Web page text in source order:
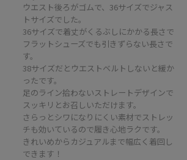
もはじめました！
らチェックしてみてください☺︎✈︎
ウエスト後ろがゴムで、36サイズでジャス
トサイズでした。
36サイズで着丈がくるぶしにかかる長さで
フラットシューズでも引きずらない長さで
す。
38サイズだとウエストベルトしないと緩か
ったです。
足のライン拾わないストレートデザインで
スッキリとお召しいただけます。
さらっとシワになりにくい素材でストレッ
チも効いているので履き心地ラクです。
きれいめからカジュアルまで幅広く着回し
できます！